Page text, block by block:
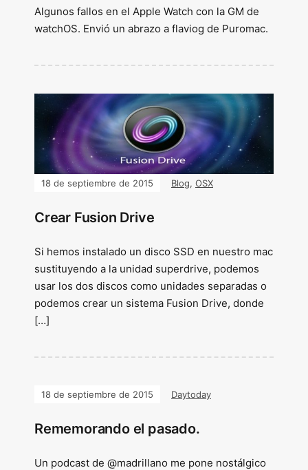
Algunos fallos en el Apple Watch con la GM de
watchOS. Envió un abrazo a flaviog de Puromac.
18 de septiembre de 2015 Blog, OSX
Crear Fusion Drive
Si hemos instalado un disco SSD en nuestro mac
sustituyendo a la unidad superdrive, podemos
usar los dos discos como unidades separadas o
podemos crear un sistema Fusion Drive, donde
[…]
18 de septiembre de 2015 Daytoday
Rememorando el pasado.
Un podcast de @madrillano me pone nostálgico